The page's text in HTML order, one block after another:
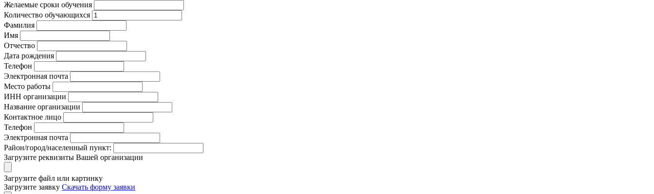
Желаемые сроки обучения
Количество обучающихся
Фамилия
Имя
Отчество
Дата рождения
Телефон
Электронная почта
Место работы
ИНН организации
Название организации
Контактное лицо
Телефон
Электронная почта
Район/город/населенный пункт:
Загрузите реквизиты Вашей организации
Загрузите файл или картинку
Загрузите заявку Скачать форму заявки